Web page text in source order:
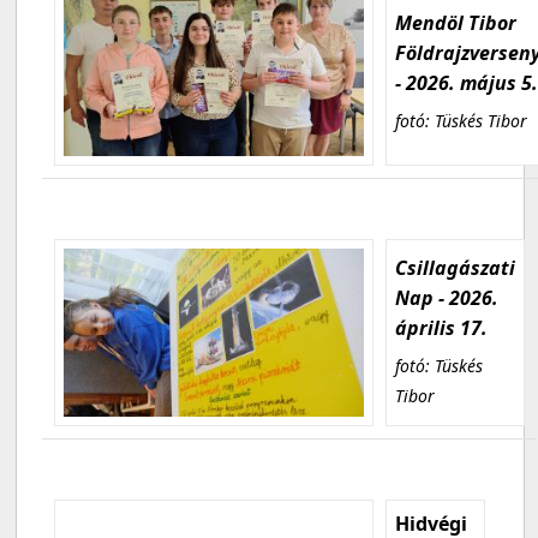
Mendöl Tibor
- 2026. május 5.
fotó: Tüskés Tibor
Csillagászati
Nap - 2026.
április 17.
fotó: Tüskés
Tibor
Hidvégi